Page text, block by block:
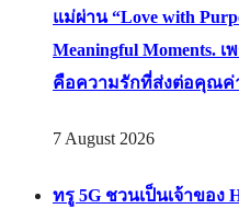
แม่ผ่าน “Love with
Meaningful Moments.
คือความรักที่ส่งต่อคุณค่
7 August 2026
ทรู 5G ชวนเป็นเจ้าของ